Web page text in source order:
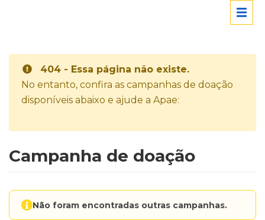
404 - Essa página não existe.
No entanto, confira as campanhas de doação
disponíveis abaixo e ajude a Apae:
Campanha de doação
Não foram encontradas outras campanhas.